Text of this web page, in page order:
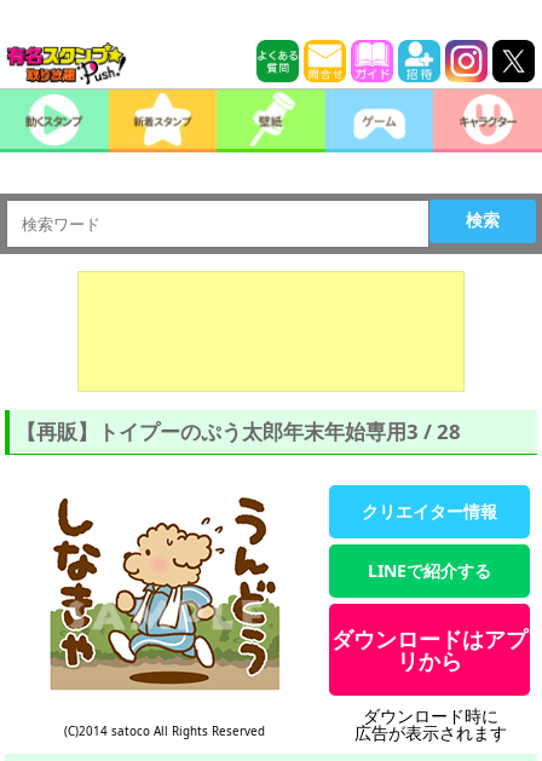
検索
【再販】トイプーのぷう太郎年末年始専用3 / 28
(C)2014 satoco All Rights Reserved
クリエイター情報
LINEで紹介する
ダウンロードはアプ
リから
ダウンロード時に
広告が表示されます